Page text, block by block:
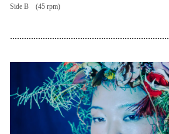
Side B (45 rpm)